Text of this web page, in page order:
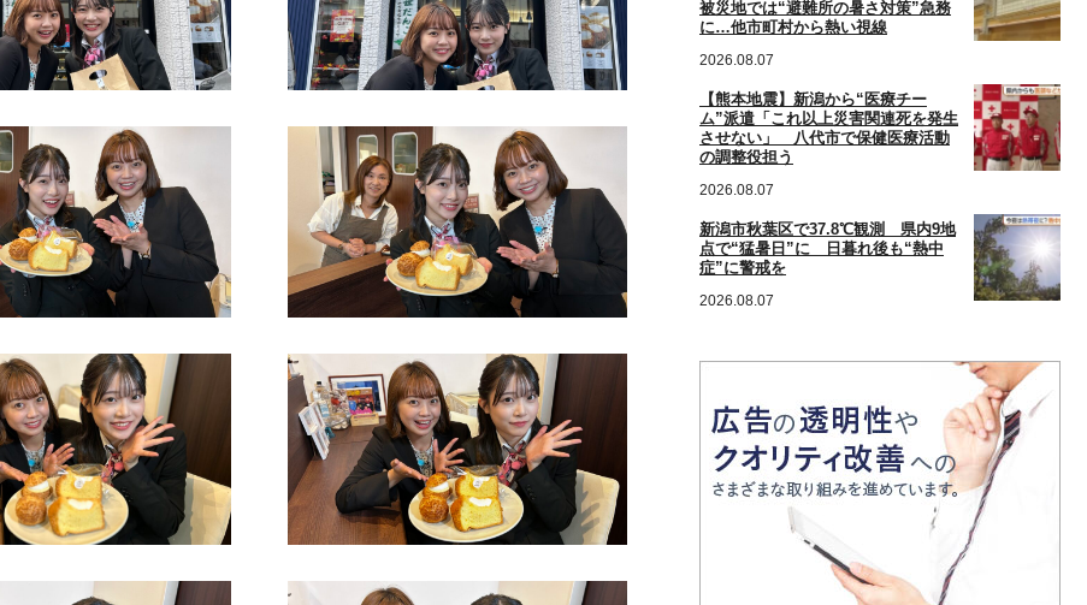
被災地では“避難所の暑さ対策”急務
に…他市町村から熱い視線
2026.08.07
【熊本地震】新潟から“医療チー
ム”派遣「これ以上災害関連死を発生
させない」 八代市で保健医療活動
の調整役担う
2026.08.07
新潟市秋葉区で37.8℃観測 県内9地
点で“猛暑日”に 日暮れ後も“熱中
症”に警戒を
2026.08.07